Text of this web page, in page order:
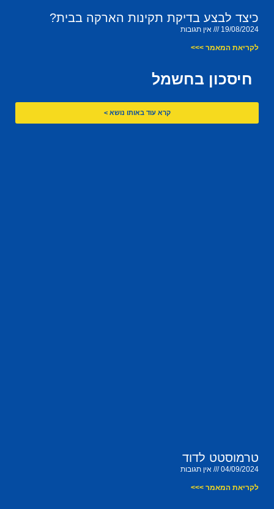
כיצד לבצע בדיקת תקינות הארקה בבית?
19/08/2024 אין תגובות
לקריאת המאמר >>>
חיסכון בחשמל
קרא עוד באותו נושא >
טרמוסטט לדוד
04/09/2024 אין תגובות
לקריאת המאמר >>>